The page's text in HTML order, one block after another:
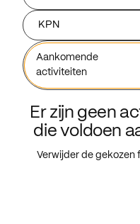
KPN
Aankomende
activiteiten
Er zijn geen
die voldoen
Verwijder de gekozen